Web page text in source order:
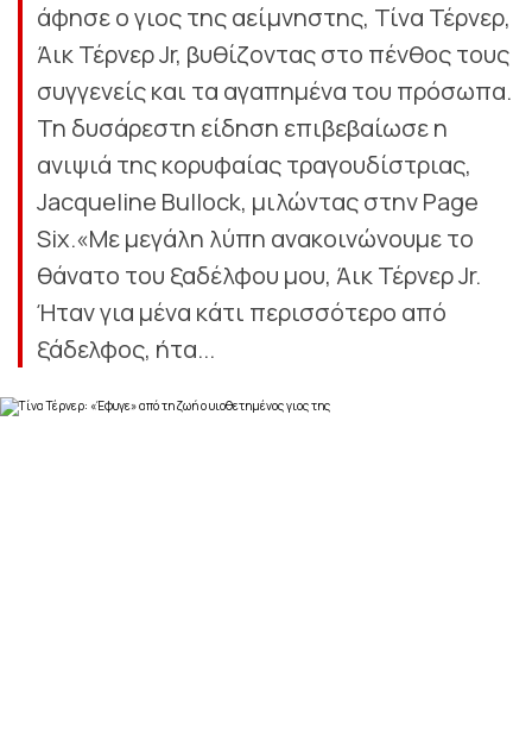
άφησε ο γιος της αείμνηστης, Τίνα Τέρνερ,
Άικ Τέρνερ Jr, βυθίζοντας στο πένθος τους
συγγενείς και τα αγαπημένα του πρόσωπα.
Τη δυσάρεστη είδηση επιβεβαίωσε η
ανιψιά της κορυφαίας τραγουδίστριας,
Jacqueline Bullock, μιλώντας στην Page
Six.«Με μεγάλη λύπη ανακοινώνουμε το
θάνατο του ξαδέλφου μου, Άικ Τέρνερ Jr.
Ήταν για μένα κάτι περισσότερο από
ξάδελφος, ήτα...